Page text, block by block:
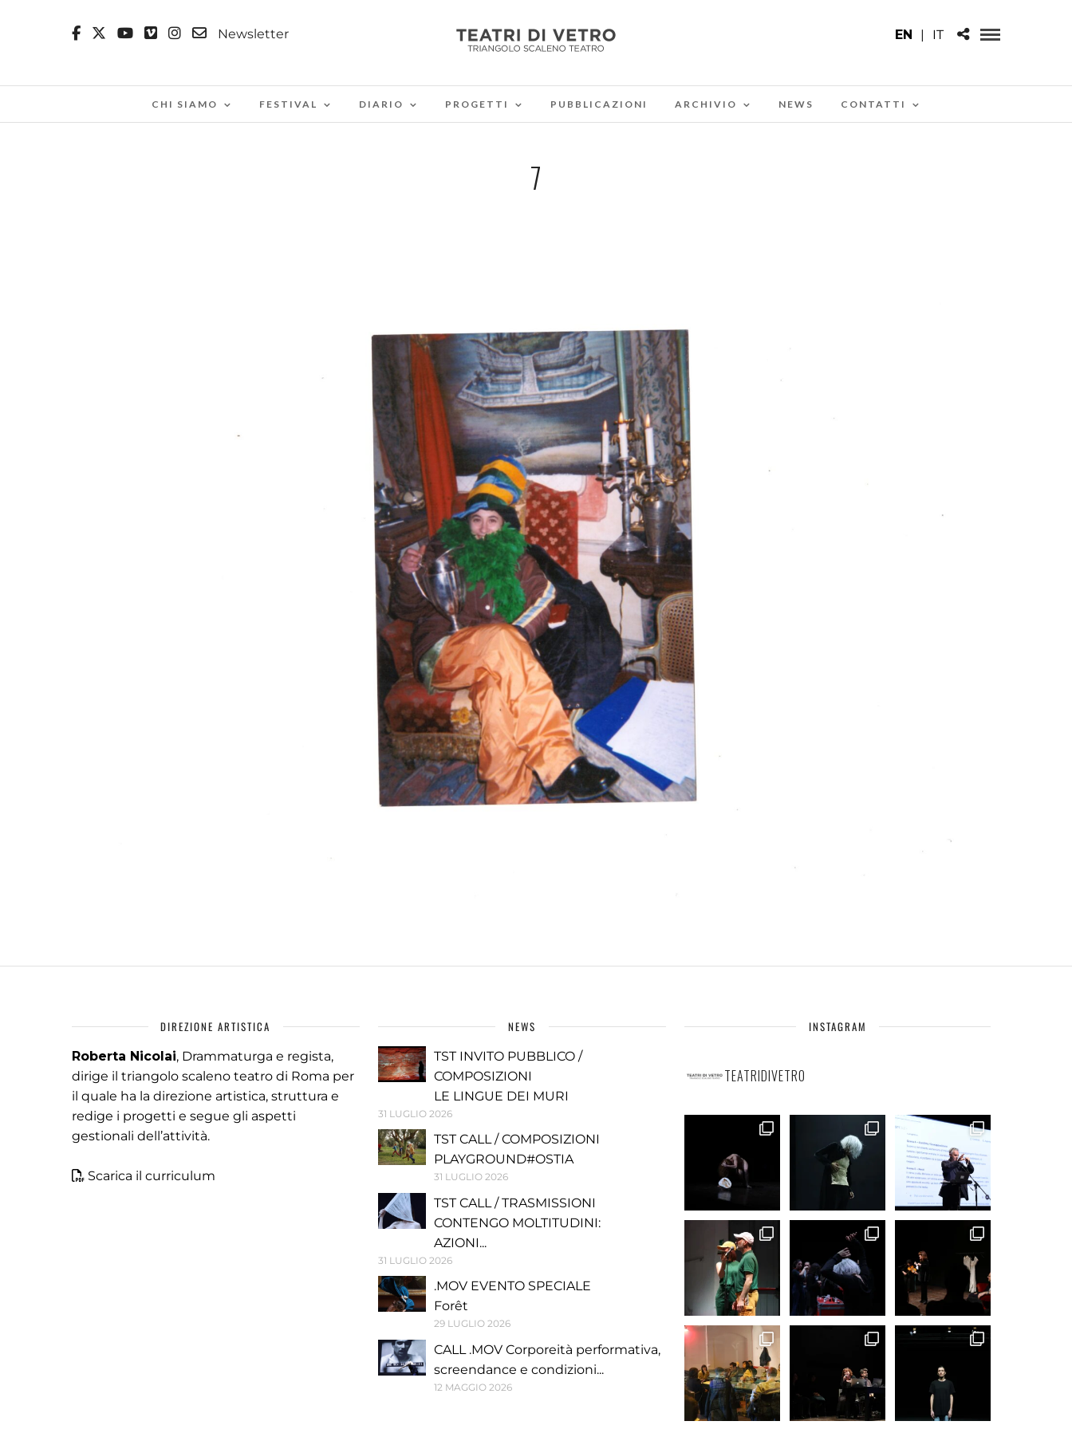
Newsletter EN | IT
CHI SIAMO FESTIVAL DIARIO PROGETTI PUBBLICAZIONI ARCHIVIO NEWS CONTATTI
7
DIREZIONE ARTISTICA
Roberta Nicolai, Drammaturga e regista,
dirige il triangolo scaleno teatro di Roma per
il quale ha la direzione artistica, struttura e
redige i progetti e segue gli aspetti
gestionali dell’attività.
Scarica il curriculum
NEWS
TST INVITO PUBBLICO /
COMPOSIZIONI
LE LINGUE DEI MURI
31 LUGLIO 2026
TST CALL / COMPOSIZIONI
PLAYGROUND#OSTIA
31 LUGLIO 2026
TST CALL / TRASMISSIONI
CONTENGO MOLTITUDINI:
AZIONI...
31 LUGLIO 2026
.MOV EVENTO SPECIALE
Forêt
29 LUGLIO 2026
CALL .MOV Corporeità performativa,
screendance e condizioni...
12 MAGGIO 2026
INSTAGRAM
TEATRIDIVETRO